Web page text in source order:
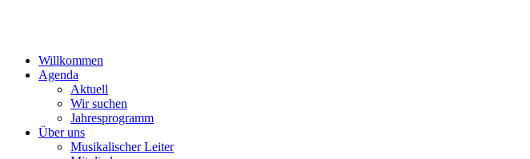
Willkommen
Agenda
Aktuell
Wir suchen
Jahresprogramm
Über uns
Musikalischer Leiter